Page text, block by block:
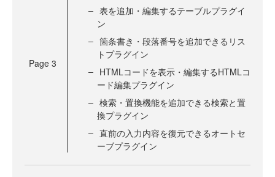
Page 3
表を追加・編集するテーブルプラグイ
ン
箇条書き・段落番号を追加できるリス
トプラグイン
HTMLコードを表示・編集するHTMLコ
ード編集プラグイン
検索・置換機能を追加できる検索と置
換プラグイン
直前の入力内容を復元できるオートセ
ーブプラグイン